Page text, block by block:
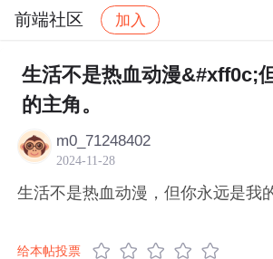
前端社区 加入
社区 前端社区 感慨 帖子
生活不是热血动漫&#xff0c;
的主角。
m0_71248402
2024-11-28
生活不是热血动漫，但你永远是我
给本帖投票